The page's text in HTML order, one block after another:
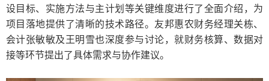
设目标、实施方法与主计划等关键维度进行了全面介绍，为
项目落地提供了清晰的技术路径。友邦惠农财务经理关栋、
会计张敏敏及王明雪也深度参与讨论，就财务核算、数据对
接等环节提出了具体需求与协作建议。